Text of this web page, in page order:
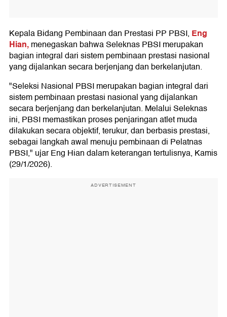
Kepala Bidang Pembinaan dan Prestasi PP PBSI, Eng
Hian,menegaskan bahwa Seleknas PBSI merupakan
bagian integral dari sistem pembinaan prestasi nasional
yang dijalankan secara berjenjang dan berkelanjutan.
"Seleksi Nasional PBSI merupakan bagian integral dari
sistem pembinaan prestasi nasional yang dijalankan
secara berjenjang dan berkelanjutan. Melalui Seleknas
ini, PBSI memastikan proses penjaringan atlet muda
dilakukan secara objektif, terukur, dan berbasis prestasi,
sebagai langkah awal menuju pembinaan di Pelatnas
PBSI," ujar Eng Hian dalam keterangan tertulisnya, Kamis
(29/1/2026).
ADVERTISEMENT